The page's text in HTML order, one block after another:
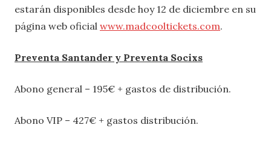
estarán disponibles desde hoy 12 de diciembre en su
página web oficial www.madcooltickets.com.
Preventa Santander y Preventa Socixs
Abono general – 195€ + gastos de distribución.
Abono VIP – 427€ + gastos distribución.